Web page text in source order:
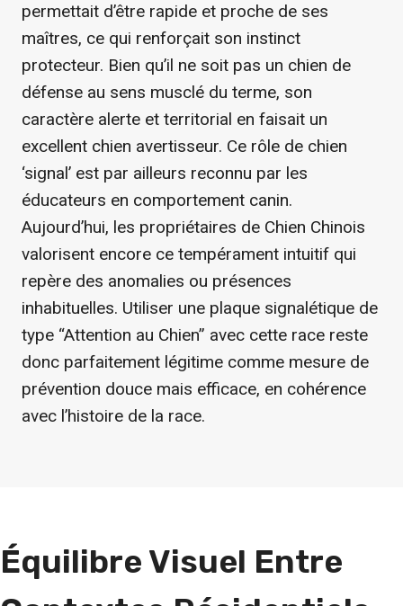
permettait d’être rapide et proche de ses
maîtres, ce qui renforçait son instinct
protecteur. Bien qu’il ne soit pas un chien de
défense au sens musclé du terme, son
caractère alerte et territorial en faisait un
excellent chien avertisseur. Ce rôle de chien
‘signal’ est par ailleurs reconnu par les
éducateurs en comportement canin.
Aujourd’hui, les propriétaires de Chien Chinois
valorisent encore ce tempérament intuitif qui
repère des anomalies ou présences
inhabituelles. Utiliser une plaque signalétique de
type “Attention au Chien” avec cette race reste
donc parfaitement légitime comme mesure de
prévention douce mais efficace, en cohérence
avec l’histoire de la race.
Équilibre Visuel Entre